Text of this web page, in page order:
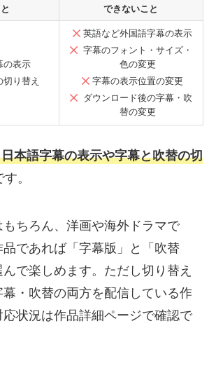
できないこと
の表示
り替え
英語など外国語字幕の表示
字幕のフォント・サイズ・
色の変更
字幕の表示位置の変更
ダウンロード後の字幕・吹
替の変更
日本語字幕の表示や字幕と吹替の切
す。
ちろん、洋画や海外ドラマで
品であれば「字幕版」と「吹替
で楽しめます。ただし切り替え
・吹替の両方を配信している作
状況は作品詳細ページで確認で